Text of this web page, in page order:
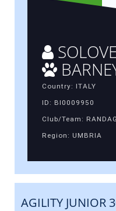
Country: ITALY
ID: BI0009950
Club/Team:
Region: UMBRIA
AGILITY JUNIOR